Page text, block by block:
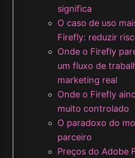
significa
O caso de uso
Firefly: reduzir
Onde o Firefly
um fluxo de
marketing real
Onde o Firefly
muito controlado
O paradoxo do
parceiro
Preços do Adobe